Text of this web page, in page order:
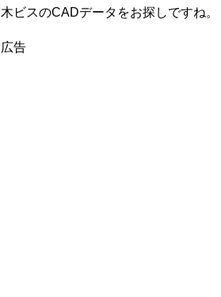
木ビスのCADデータをお探しですね。
広告